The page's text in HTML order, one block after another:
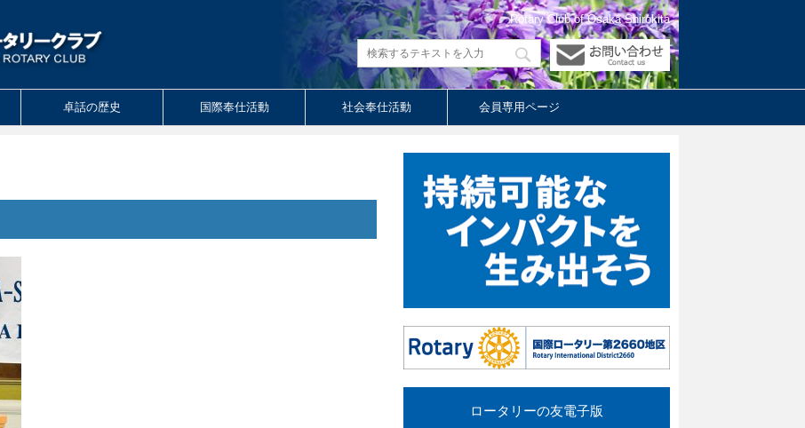
Rotary Club of Osaka Shirokita
卓話の歴史 国際奉仕活動 社会奉仕活動 会員専用ページ
ロータリーの友電子版